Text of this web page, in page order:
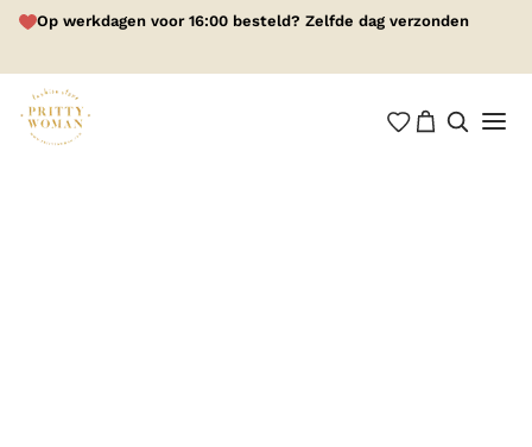
Op werkdagen voor 16:00 besteld? Zelfde dag verzonden